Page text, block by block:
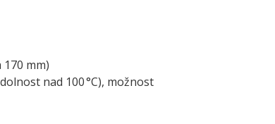
mm)
nad 100 °C), možnost